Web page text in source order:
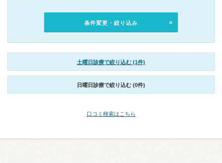
条件変更・絞り込み
土曜日診療で絞り込む (1件)
日曜日診療で絞り込む (0件)
口コミ検索はこちら